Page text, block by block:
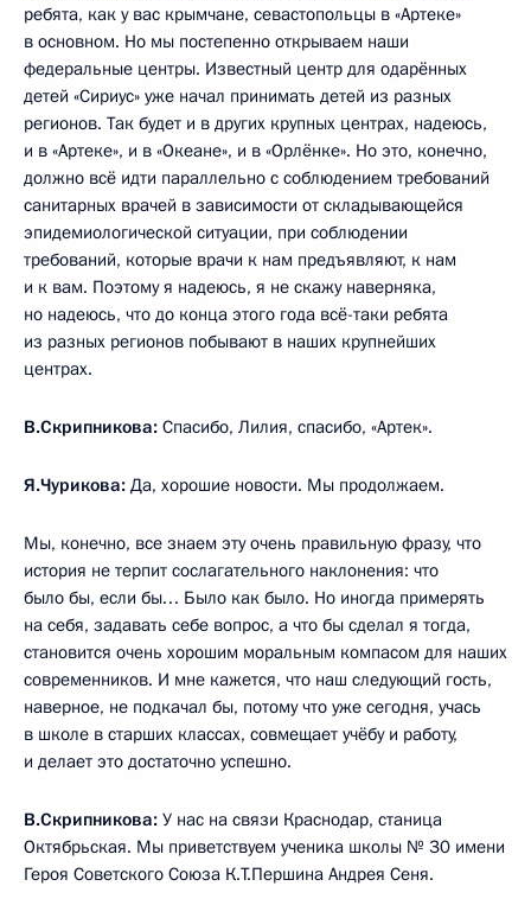
ребята, как у вас крымчане, севастопольцы в «Артеке»
в основном. Но мы постепенно открываем наши
федеральные центры. Известный центр для одарённых
детей «Сириус» уже начал принимать детей из разных
регионов. Так будет и в других крупных центрах, надеюсь,
и в «Артеке», и в «Океане», и в «Орлёнке». Но это, конечно,
должно всё идти параллельно с соблюдением требований
санитарных врачей в зависимости от складывающейся
эпидемиологической ситуации, при соблюдении
требований, которые врачи к нам предъявляют, к нам
и к вам. Поэтому я надеюсь, я не скажу наверняка,
но надеюсь, что до конца этого года всё-таки ребята
из разных регионов побывают в наших крупнейших
центрах.
В.Скрипникова: Спасибо, Лилия, спасибо, «Артек».
Я.Чурикова: Да, хорошие новости. Мы продолжаем.
Мы, конечно, все знаем эту очень правильную фразу, что
история не терпит сослагательного наклонения: что
было бы, если бы… Было как было. Но иногда примерять
на себя, задавать себе вопрос, а что бы сделал я тогда,
становится очень хорошим моральным компасом для наших
современников. И мне кажется, что наш следующий гость,
наверное, не подкачал бы, потому что уже сегодня, учась
в школе в старших классах, совмещает учёбу и работу,
и делает это достаточно успешно.
В.Скрипникова: У нас на связи Краснодар, станица
Октябрьская. Мы приветствуем ученика школы № 30 имени
Героя Советского Союза К.Т.Першина Андрея Сеня.